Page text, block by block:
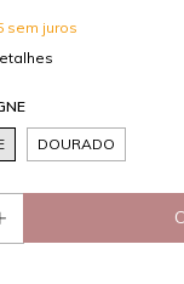
sem juros
DOURADO